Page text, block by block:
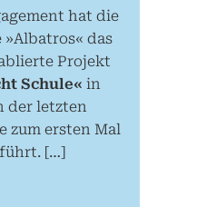
hat die
das
Projekt
Schule« in
der letzten
zum ersten Mal
[…]